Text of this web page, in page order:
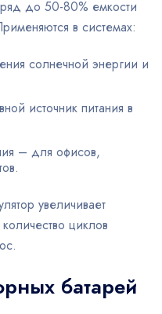
до 50-80% емкости
в системах:
солнечной энергии и
источник питания в
– для офисов,
увеличивает
циклов
батарей